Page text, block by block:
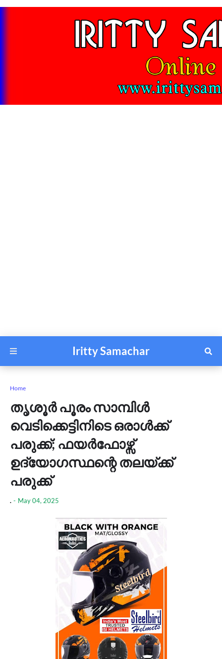
Iritty Samachar
Home
തൃശൂർ പൂരം സാമ്പിൾ
വെടിക്കെട്ടിനിടെ ഒരാൾക്ക്
പരുക്ക്; ഫയർഫോഴ്സ്
ഉദ്യോഗസ്ഥന്റെ തലയ്ക്ക്
പരുക്ക്
. - May 04, 2025